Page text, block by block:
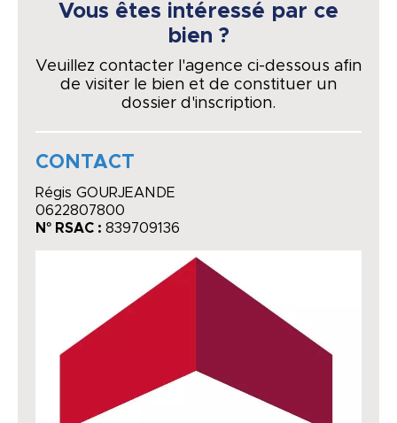
Vous êtes intéressé par ce
bien ?
Veuillez contacter l'agence ci-dessous afin
de visiter le bien et de constituer un
dossier d'inscription.
CONTACT
Régis GOURJEANDE
0622807800
N° RSAC : 839709136